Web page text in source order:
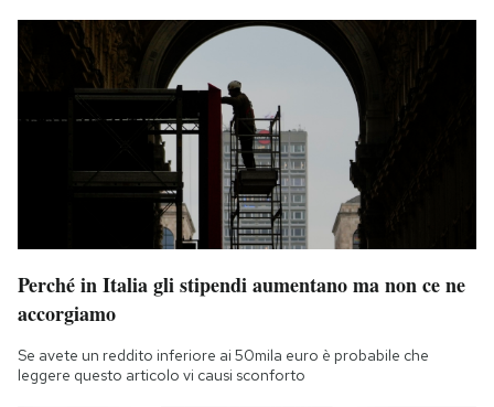
Perché in Italia gli stipendi aumentano ma non ce ne
accorgiamo
Se avete un reddito inferiore ai 50mila euro è probabile che
leggere questo articolo vi causi sconforto